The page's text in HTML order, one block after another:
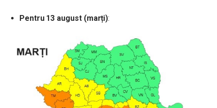
Pentru 13 august (marți):